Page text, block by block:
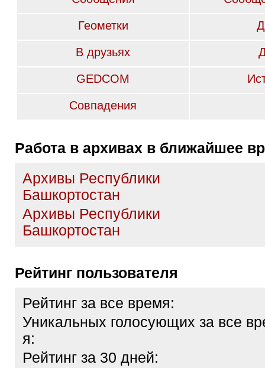
Геометки
В друзьях
GEDCOM
Совпадения
Работа в архивах в ближайшее
Архивы Республики
Башкортостан
Архивы Республики
Башкортостан
Рейтинг пользователя
Рейтинг за все время:
Уникальных голосующих за все
я:
Рейтинг за 30 дней: